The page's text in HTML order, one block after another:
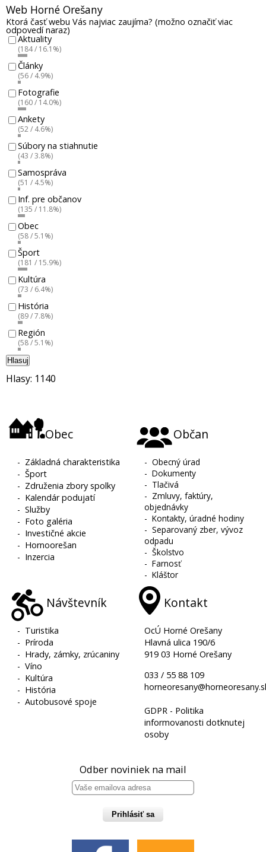
Web Horné Orešany
Ktorá časť webu Vás najviac zaujíma? (možno označiť viac
odpovedí naraz)
Aktuality
(184 / 16.1%)
Články
(56 / 4.9%)
Fotografie
(160 / 14.0%)
Ankety
(52 / 4.6%)
Súbory na stiahnutie
(43 / 3.8%)
Samospráva
(51 / 4.5%)
Inf. pre občanov
(135 / 11.8%)
Obec
(58 / 5.1%)
Šport
(181 / 15.9%)
Kultúra
(73 / 6.4%)
História
(89 / 7.8%)
Región
(58 / 5.1%)
Hlasuj
Hlasy: 1140
Obec
- Základná charakteristika
-Šport
- Združenia zbory spolky
- Kalendár podujatí
-Služby
- Foto galéria
- Investičné akcie
- Hornoorešan
- Inzercia
Občan
-Obecný úrad
-Dokumenty
- Tlačivá
- Zmluvy, faktúry,
objednávky
-Kontakty, úradné hodiny
-Separovaný zber, vývoz
odpadu
-Školstvo
-Farnosť
-Kláštor
Návštevník
- Turistika
- Príroda
- Hrady, zámky, zrúcaniny
-Víno
- Kultúra
- História
-Autobusové spoje
Kontakt
OcÚ Horné Orešany
Hlavná ulica 190/6
919 03 Horné Orešany
033 / 55 88 109
GDPR - Politika
informovanosti dotknutej
osoby
Odber noviniek na mail
Prihlásiť sa